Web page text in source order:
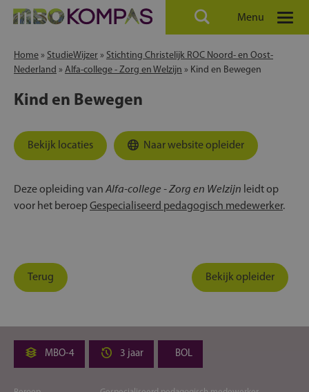
Menu
Home » StudieWijzer » Stichting Christelijk ROC Noord- en Oost-
Nederland » Alfa-college - Zorg en Welzijn » Kind en Bewegen
Kind en Bewegen
Bekijk locaties Naar website opleider
Deze opleiding van Alfa-college - Zorg en Welzijn leidt op
voor het beroepGespecialiseerd pedagogisch medewerker.
Terug Bekijk opleider
MBO-4 3 jaar BOL